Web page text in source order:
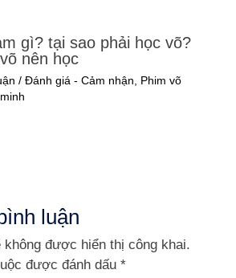
gì? tại sao phải học võ?
nên học
/ Đánh giá - Cảm nhận, Phim võ
luận
không được hiển thị công khai.
được đánh dấu*